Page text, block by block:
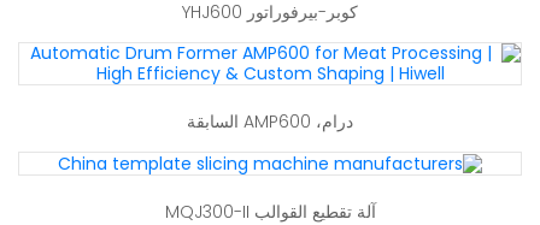
كوبر-بيرفوراتور YHJ600
درام، AMP600 السابقة
آلة تقطيع القوالب MQJ300-II